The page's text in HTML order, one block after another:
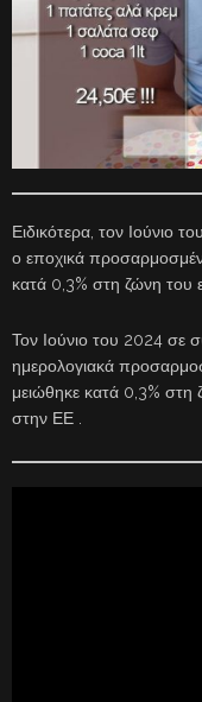
Ειδικότερα, τον Ιούνιο
ο εποχικά
κατά 0,3% στη ζώνη του
Τον Ιούνιο του 2024 σε
ημερολογιακά
μειώθηκε κατά 0,3% στη
στην ΕΕ .